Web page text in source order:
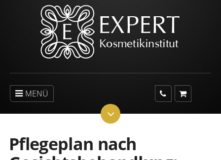
MENÜ
Pflegeplan nach